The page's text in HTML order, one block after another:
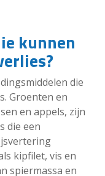
kunnen
die
Groenten en
en appels, zijn
die een
kipfilet, vis en
spiermassa en